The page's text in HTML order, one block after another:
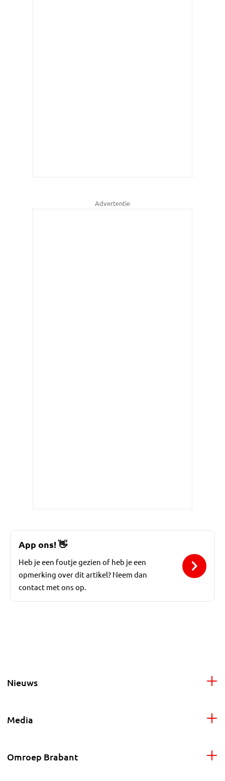
Advertentie
App ons!👋
Heb je een foutje gezien of heb je een
opmerking over dit artikel? Neem dan
contact met ons op.
Nieuws
Media
Omroep Brabant